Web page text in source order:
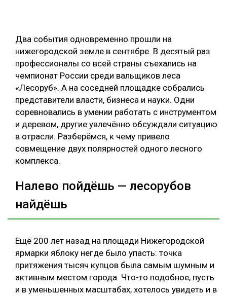
МЕБЕЛЬНОЕ ПРОИЗВОДСТВО
Два события одновременно прошли на
нижегородской земле в сентябре. В десятый раз
профессионалы со всей страны съехались на
чемпионат России среди вальщиков леса
«Лесоруб». А на соседней площадке собрались
представители власти, бизнеса и науки. Одни
соревновались в умении работать с инструментом
и деревом, другие увлечённо обсуждали ситуацию
в отрасли. Разберёмся, к чему привело
совмещение двух полярностей одного лесного
комплекса.
Налево пойдёшь — лесорубов
найдёшь
Ещё 200 лет назад на площади Нижегородской
ярмарки яблоку негде было упасть: точка
притяжения тысяч купцов была самым шумным и
активным местом города. Что-то подобное, пусть
и в уменьшенных масштабах, хотелось увидеть и в